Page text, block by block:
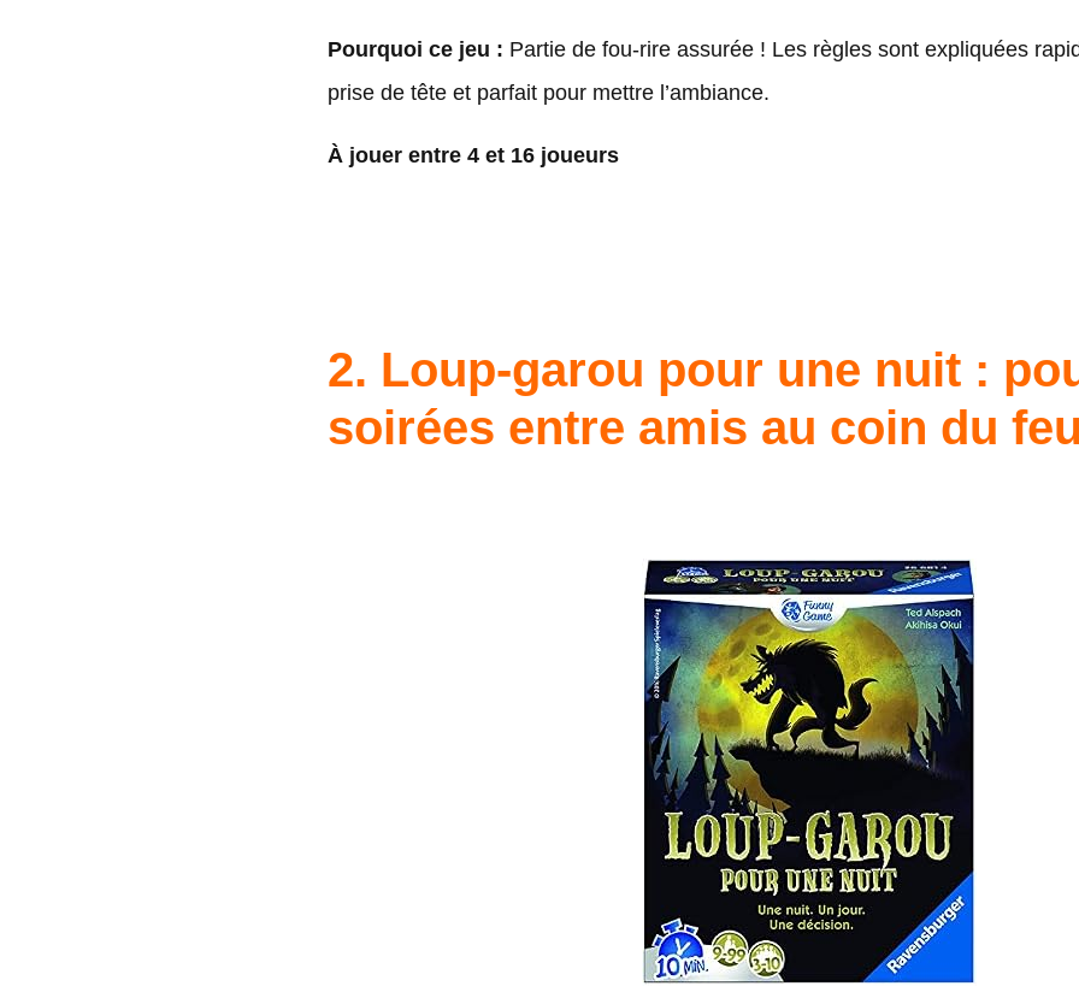
Pourquoi ce jeu : Partie de fou-rire assurée ! Les règles sont expliquées
prise de tête et parfait pour mettre l’ambiance.
À jouer entre 4 et 16 joueurs
2. Loup-garou pour une nuit :
soirées entre amis au coin du feu